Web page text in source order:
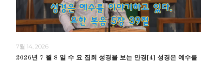
7월 14, 2026
2026년 7 월 8 일 수 요 집회 성경을 보는 안경[4] 성경은 예수를